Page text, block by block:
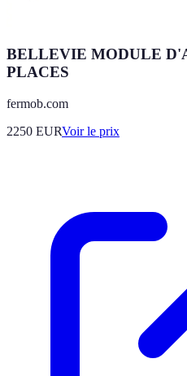
BELLEVIE MODULE
PLACES
fermob.com
2250 EURVoir le prix